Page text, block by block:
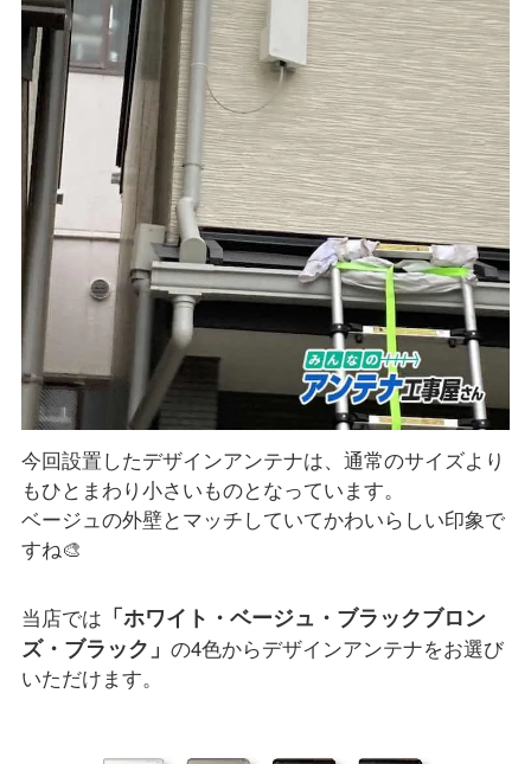
今回設置したデザインアンテナは、通常のサイズより
もひとまわり小さいものとなっています。
ベージュの外壁とマッチしていてかわいらしい印象で
すね🎨
当店では 「ホワイト・ベージュ・ブラックブロン
ズ・ブラック」 の4色からデザインアンテナをお選び
いただけます。